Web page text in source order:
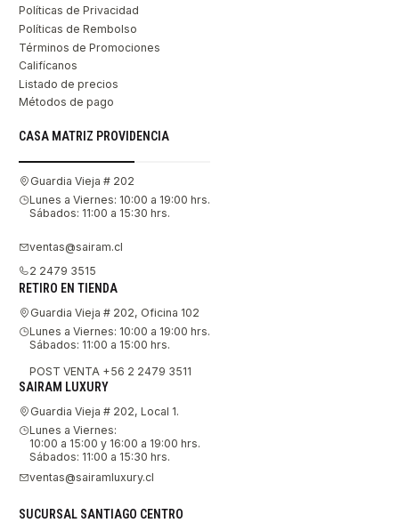
Políticas de Privacidad
Políticas de Rembolso
Términos de Promociones
Califícanos
Listado de precios
Métodos de pago
CASA MATRIZ PROVIDENCIA
Guardia Vieja # 202
Lunes a Viernes: 10:00 a 19:00 hrs.
Sábados: 11:00 a 15:30 hrs.
ventas@sairam.cl
2 2479 3515
RETIRO EN TIENDA
Guardia Vieja # 202, Oficina 102
Lunes a Viernes: 10:00 a 19:00 hrs.
Sábados: 11:00 a 15:00 hrs.
POST VENTA +56 2 2479 3511
SAIRAM LUXURY
Guardia Vieja # 202, Local 1.
Lunes a Viernes:
10:00 a 15:00 y 16:00 a 19:00 hrs.
Sábados: 11:00 a 15:30 hrs.
ventas@sairamluxury.cl
SUCURSAL SANTIAGO CENTRO